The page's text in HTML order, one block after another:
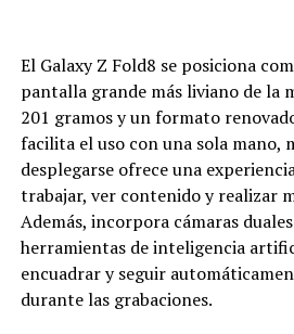
El Galaxy Z Fold8 se posiciona
pantalla grande más liviano de la
201 gramos y un formato
facilita el uso con una sola mano,
desplegarse ofrece una
trabajar, ver contenido y realizar
Además, incorpora cámaras
herramientas de inteligencia
encuadrar y seguir
durante las grabaciones.